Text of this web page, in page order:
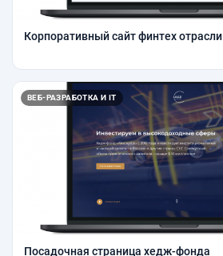
Корпоративный сайт финтех отрасли
ВЕБ-РАЗРАБОТКА И IT
Посадочная страница хедж-фонда